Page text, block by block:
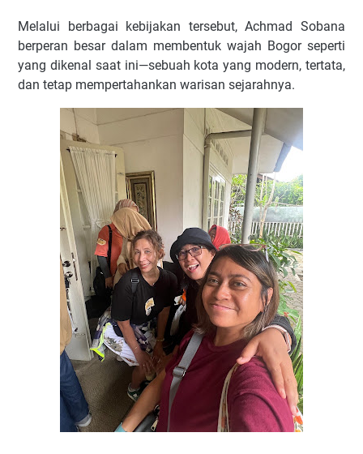
Melalui berbagai kebijakan tersebut, Achmad Sobana
berperan besar dalam membentuk wajah Bogor seperti
yang dikenal saat ini—sebuah kota yang modern, tertata,
dan tetap mempertahankan warisan sejarahnya.